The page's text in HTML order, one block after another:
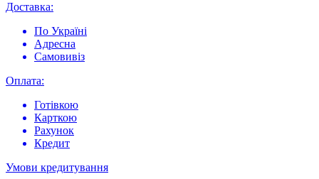
Доставка:
По Україні
Адресна
Самовивіз
Оплата:
Готівкою
Карткою
Рахунок
Кредит
Умови кредитування